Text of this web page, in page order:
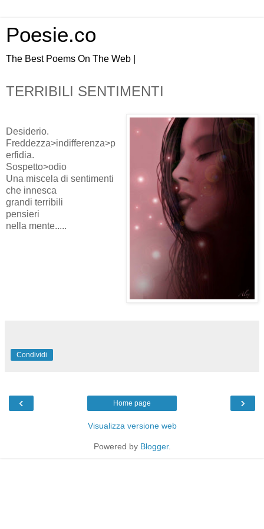
Poesie.co
The Best Poems On The Web |
TERRIBILI SENTIMENTI
Desiderio.
Freddezza>indifferenza>p
erfidia.
Sospetto>odio
Una miscela di sentimenti
che innesca
grandi terribili
pensieri
nella mente.....
Condividi
‹ ›
Home page
Visualizza versione web
Powered by Blogger.